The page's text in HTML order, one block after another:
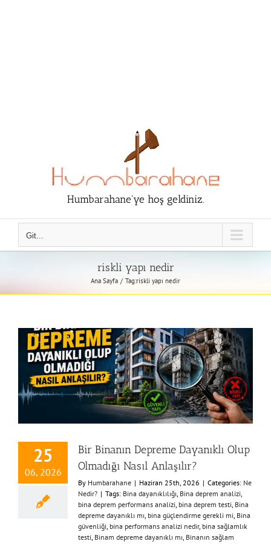
Humbarahane'ye hoş geldiniz.
Git...
riskli yapı nedir
Ana Sayfa Tag:riskli yapı nedir
25
06, 2026
Bir Binanın Depreme Dayanıklı Olup
Olmadığı Nasıl Anlaşılır?
By Humbarahane | Haziran 25th, 2026 | Categories: Ne
Nedir? | Tags: Bina dayanıklılığı Bina deprem analizi
bina deprem performans analizi bina deprem testi Bina
depreme dayanıklı mı bina güçlendirme gerekli mi Bina
güvenliği bina performans analizi nedir, bina sağlamlık
testi Binam depreme dayanıklı mı Binanın sağlam